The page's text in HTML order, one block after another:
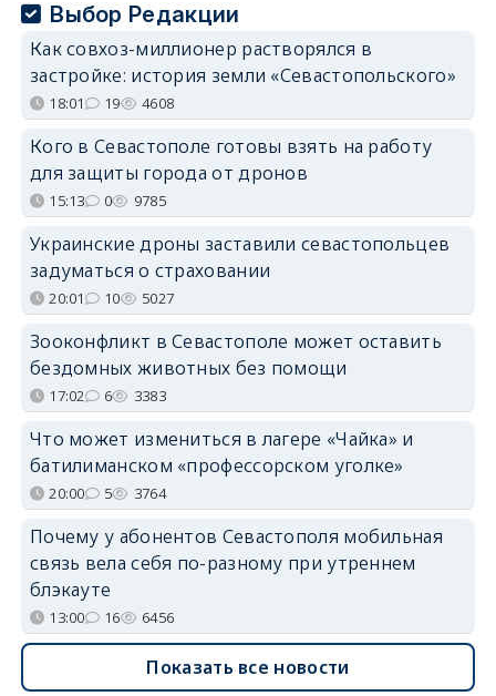
Выбор Редакции
Как совхоз-миллионер растворялся в
застройке: история земли «Севастопольского»
18:01 19 4608
Кого в Севастополе готовы взять на работу
для защиты города от дронов
15:13 0 9785
Украинские дроны заставили севастопольцев
задуматься о страховании
20:01 10 5027
Зооконфликт в Севастополе может оставить
бездомных животных без помощи
17:02 6 3383
Что может измениться в лагере «Чайка» и
батилиманском «профессорском уголке»
20:00 5 3764
Почему у абонентов Севастополя мобильная
связь вела себя по-разному при утреннем
блэкауте
13:00 16 6456
Показать все новости